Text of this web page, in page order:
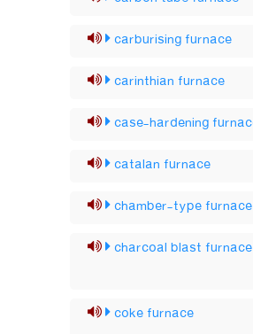
carburising furnace
carinthian furnace
case-hardening
catalan furnace
chamber-type furnace
charcoal blast furnace
coke furnace